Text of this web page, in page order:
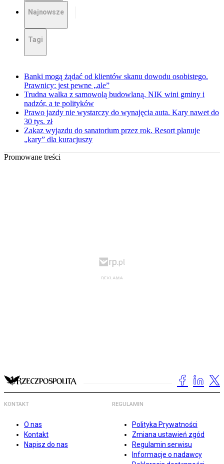
Najnowsze
Tagi
Banki mogą żądać od klientów skanu dowodu osobistego.
Prawnicy: jest pewne „ale”
Trudna walka z samowolą budowlaną. NIK wini gminy i
nadzór, a te polityków
Prawo jazdy nie wystarczy do wynajęcia auta. Kary nawet do
30 tys. zł
Zakaz wyjazdu do sanatorium przez rok. Resort planuje
„kary” dla kuracjuszy
Promowane treści
KONTAKT
O nas
Kontakt
Napisz do nas
REGULAMIN
Polityka Prywatności
Zmiana ustawień zgód
Regulamin serwisu
Informacje o nadawcy